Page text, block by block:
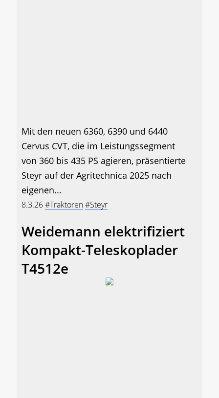
Mit den neuen 6360, 6390 und 6440
Cervus CVT, die im Leistungssegment
von 360 bis 435 PS agieren, präsentierte
Steyr auf der Agritechnica 2025 nach
eigenen...
8.3.26#Traktoren#Steyr
Weidemann elektrifiziert
Kompakt-Teleskoplader
T4512e